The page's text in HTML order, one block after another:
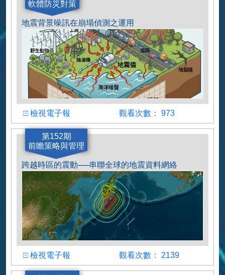
軟體防災對策
曾勛苑、黃信樺、王國隆、李苡宣、陳璽安
地震背景噪訊在崩塌偵測之運用
檢視檢視電子報 觀看人數
觀看次數： 973
第152期
前瞻策略與管理
跨越時區的震動──串聯全球的地震資料網絡
檢視檢視電子報 觀看人數
觀看次數： 2139